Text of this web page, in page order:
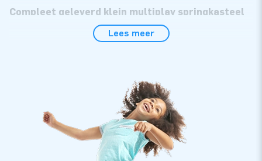
Compleet geleverd klein multiplay springkasteel
Je kleine multiplay springkasteel wordt compleet geleverd
professionele multiplay springkasteel nou gaat verhuren of
zelf gaat gebruiken: je hebt hoe dan ook plezier van je
inflatable!
Mini multiplay springkastelen koop je bij JB
Lees meer